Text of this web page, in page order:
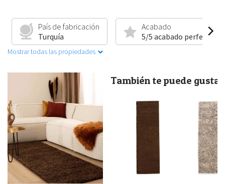
País de fabricación
Turquía
Acabado
5/5 acabado perfecto
Mostrar todas las propiedades
También te puede